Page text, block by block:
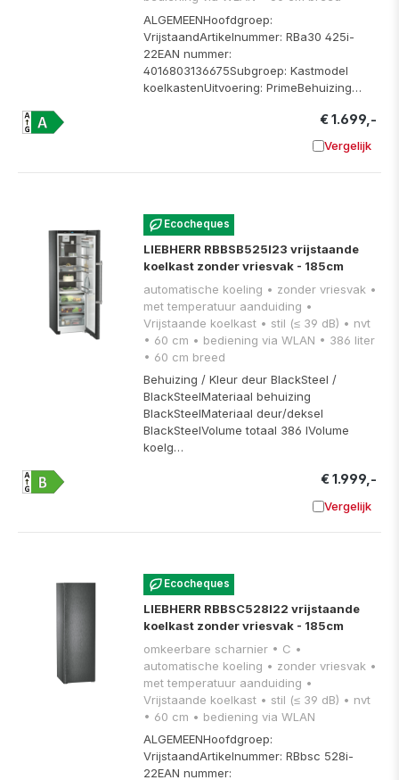
ALGEMEENHoofdgroep:
VrijstaandArtikelnummer: RBa30 425i-
22EAN nummer:
4016803136675Subgroep: Kastmodel
koelkastenUitvoering: PrimeBehuizing…
€ 1.699,-
Vergelijk
Ecocheques
LIEBHERR RBBSB525I23 vrijstaande
koelkast zonder vriesvak - 185cm
automatische koeling • zonder vriesvak •
met temperatuur aanduiding •
Vrijstaande koelkast • stil (≤ 39 dB) • nvt
• 60 cm • bediening via WLAN • 386 liter
• 60 cm breed
Behuizing / Kleur deur BlackSteel /
BlackSteelMateriaal behuizing
BlackSteelMateriaal deur/deksel
BlackSteelVolume totaal 386 lVolume
koelg…
€ 1.999,-
Vergelijk
Ecocheques
LIEBHERR RBBSC528I22 vrijstaande
koelkast zonder vriesvak - 185cm
omkeerbare scharnier • C •
automatische koeling • zonder vriesvak •
met temperatuur aanduiding •
Vrijstaande koelkast • stil (≤ 39 dB) • nvt
• 60 cm • bediening via WLAN
ALGEMEENHoofdgroep:
VrijstaandArtikelnummer: RBbsc 528i-
22EAN nummer: